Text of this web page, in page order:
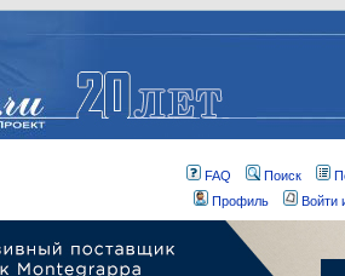
FAQ Поиск
Профиль
Войти